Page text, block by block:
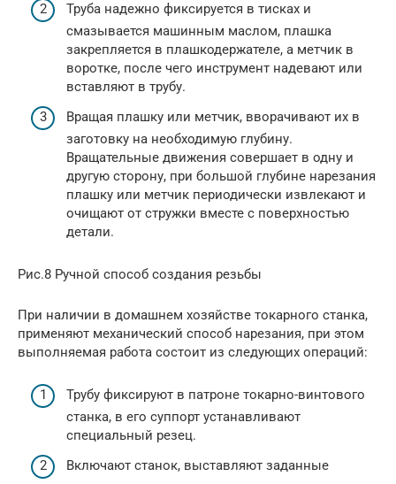
Труба надежно фиксируется в тисках и
смазывается машинным маслом, плашка
закрепляется в плашкодержателе, а метчик в
воротке, после чего инструмент надевают или
вставляют в трубу.
Вращая плашку или метчик, вворачивают их в
заготовку на необходимую глубину.
Вращательные движения совершает в одну и
другую сторону, при большой глубине нарезания
плашку или метчик периодически извлекают и
очищают от стружки вместе с поверхностью
детали.
Рис.8 Ручной способ создания резьбы
При наличии в домашнем хозяйстве токарного станка,
применяют механический способ нарезания, при этом
выполняемая работа состоит из следующих операций:
Трубу фиксируют в патроне токарно-винтового
станка, в его суппорт устанавливают
специальный резец.
Включают станок, выставляют заданные